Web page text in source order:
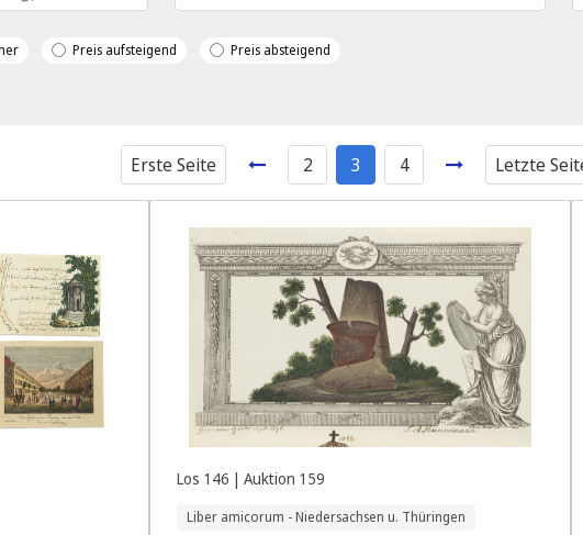
Preis aufsteigend Preis absteigend
Erste Seite 2 3 4 Letzte
Los 146 | Auktion 159
Liber amicorum - Niedersachsen u. Thüringen